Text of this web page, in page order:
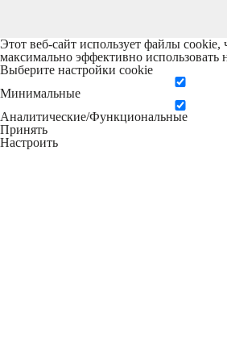
Этот веб-сайт использует файлы
максимально эффективно использовать
Выберите настройки cookie
Минимальные
Аналитические/Функциональные
Принять
Настроить